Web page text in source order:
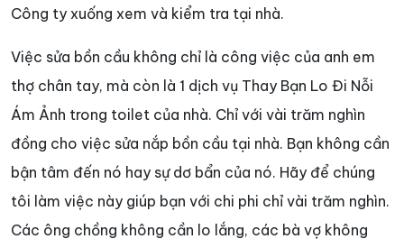
Công ty xuống xem và kiểm tra tại nhà.
Việc sửa bồn cầu không chỉ là công việc của anh em
thợ chân tay, mà còn là 1 dịch vụ Thay Bạn Lo Đi Nỗi
Ám Ảnh trong toilet của nhà. Chỉ với vài trăm nghìn
đồng cho việc sửa nắp bồn cầu tại nhà. Bạn không cần
bận tâm đến nó hay sự dơ bẩn của nó. Hãy để chúng
tôi làm việc này giúp bạn với chi phi chỉ vài trăm nghìn.
Các ông chồng không cần lo lắng, các bà vợ không